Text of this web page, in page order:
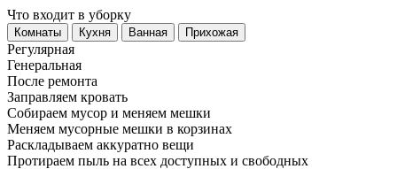
Что входит в уборку
Регу­лярная
Гене­ральная
После ремонта
Заправляем кровать
Собираем мусор и меняем мешки
Меняем мусорные мешки в корзинах
Раскладываем аккуратно вещи
Протираем пыль на всех доступных и свободных